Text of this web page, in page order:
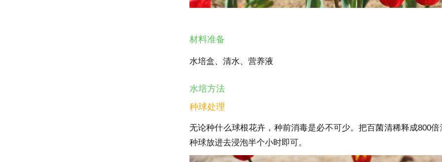
材料准备
水培盒、清水、营养液
水培方法
种球处理
无论种什么球根花卉，种前消毒是必不可少。把百菌清稀释成800
种球放进去浸泡半个小时即可。